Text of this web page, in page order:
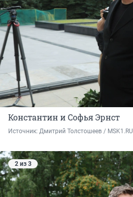
Константин и Софья Эрнст
Источник: Дмитрий Толстошеев / MSK1.RU
2 из 3